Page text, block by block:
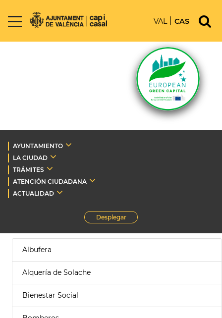
VAL CAS
AYUNTAMIENTO
LA CIUDAD
TRÁMITES
ATENCIÓN CIUDADANA
ACTUALIDAD
Desplegar
Albufera
Alquería de Solache
Bienestar Social